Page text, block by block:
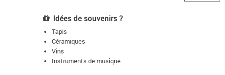
Idées de souvenirs ?
Tapis
Céramiques
Vins
Instruments de musique